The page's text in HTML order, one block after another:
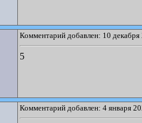
Комментарий добавлен: 10
5
Комментарий добавлен: 4 января